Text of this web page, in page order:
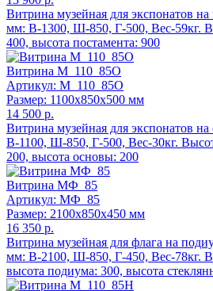
Витрина музейная для экспонатов
мм: В-1300, Ш-850, Г-500, Вес-59кг.
400, высота постамента: 900
Витрина М_110_85О
Артикул: М_110_85О
Размер: 1100x850x500 мм
14 500 р.
Витрина музейная для экспонатов
В-1100, Ш-850, Г-500, Вес-30кг.
200, высота основы: 200
Витрина МФ_85
Артикул: МФ_85
Размер: 2100x850x450 мм
16 350 р.
Витрина музейная для флага на
мм: В-2100, Ш-850, Г-450, Вес-78кг.
высота подиума: 300, высота